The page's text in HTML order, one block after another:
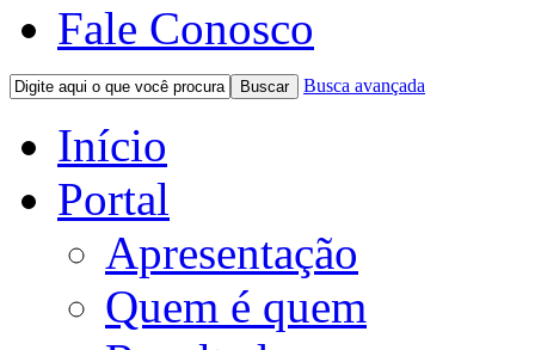
Fale Conosco
Buscar Busca avançada
Início
Portal
Apresentação
Quem é quem